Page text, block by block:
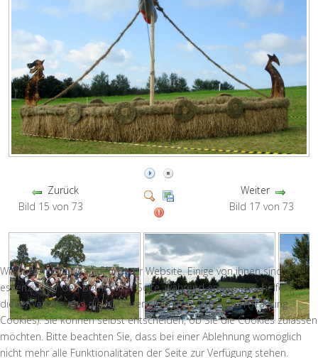
Zurück
Bild 15 von 73
Weiter
Bild 17 von 73
Wir nutzen Cookies auf unserer Website. Einige von ihnen sind
essenziell für den Betrieb der Seite, während andere uns helfen,
diese Website und die Nutzererfahrung zu verbessern (Tracking
Cookies). Sie können selbst entscheiden, ob Sie die Cookies zulassen
möchten. Bitte beachten Sie, dass bei einer Ablehnung womöglich
nicht mehr alle Funktionalitäten der Seite zur Verfügung stehen.